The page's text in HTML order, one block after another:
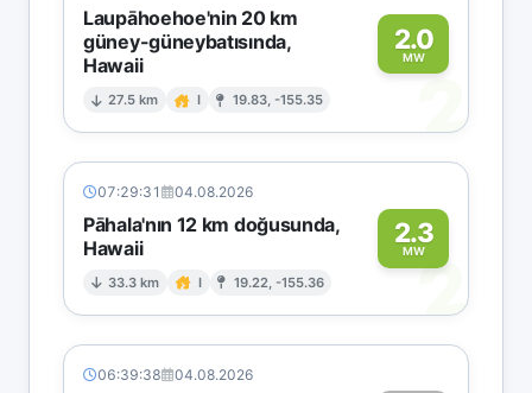
Laupāhoehoe'nin 20 km
güney-güneybatısında,
Hawaii
27.5 km I 19.83, -155.35
2.0
MW
2
07:29:31 04.08.2026
Pāhala'nın 12 km doğusunda,
Hawaii
33.3 km I 19.22, -155.36
2.3
MW2
06:39:38 04.08.2026